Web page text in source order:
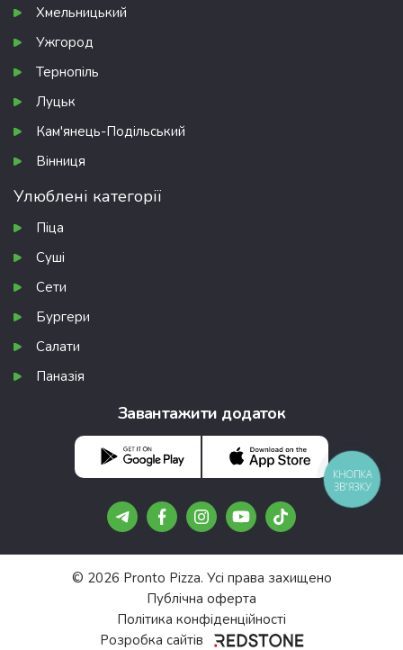
Хмельницький
Ужгород
Тернопіль
Луцьк
Кам'янець-Подільський
Вінниця
Улюблені категорії
Піца
Суші
Сети
Бургери
Салати
Паназія
Завантажити додаток
© 2026 Pronto Pizza. Усі права захищено
Публічна оферта
Політика конфіденційності
Розробка сайтів
КНОПКА
ЗВ'ЯЗКУ